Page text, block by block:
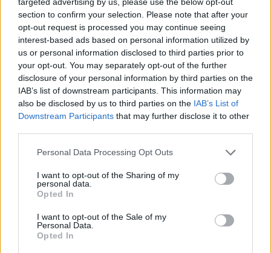
section to confirm your selection. Please note that after your
opt-out request is processed you may continue seeing
interest-based ads based on personal information utilized by
us or personal information disclosed to third parties prior to
your opt-out. You may separately opt-out of the further
disclosure of your personal information by third parties on the
IAB’s list of downstream participants. This information may
also be disclosed by us to third parties on the IAB’s List of
Downstream Participants that may further disclose it to other
Personal Data Processing Opt Outs
I want to opt-out of the Sharing of my
personal data.
Opted In
I want to opt-out of the Sale of my
Personal Data.
Opted In
01:42
Καύσωνας στο γραφείο: Πόσο μπορεί να χαλαρώσει το
00:31
Παιδιά στην πισίνα: 6 απαράβατοι κανόνες για την
πρόληψη του πνιγμού
Γιατροί προστατεύουν με τα σώματά τους ασθενή την
23:54
23:43
30χρονη έπεσε στη θάλασσα από την γέφυρα της